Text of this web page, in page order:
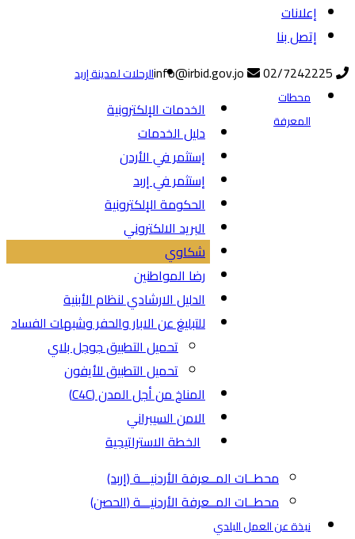
إعلانات
إتصل بنا
الخدمات الإلكترونية
دليل الخدمات
إستثمر في الأردن
إستثمر في إربد
الحكومة الإلكترونية
البريد الالكتروني
شكاوي
رضا المواطنين
الدليل الارشادي لنظام الأبنية
للتبليغ عن الابار والحفر وشبهات الفساد
تحميل التطبيق جوجل بلاي
تحميل التطبيق للأيفون
المناخ من أجل المدن (C4C)
الامن السيبراني
الخطة الاستراتيجية
الرحلات لمدينة إربد
محطات
المعرفة
محطــات المــعرفة الأردنيـــة (إربد)
محطــات المــعرفة الأردنيـــة (الحصن)
نبذة عن العمل البلدي